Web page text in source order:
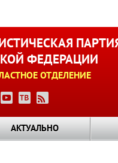
ФЕДЕРАЦИИ
ОТДЕЛЕНИЕ
АКТУАЛЬНО